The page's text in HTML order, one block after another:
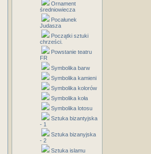
Ornament
średniowiecza
Pocałunek
Judasza
Początki sztuki
chrześci.
Powstanie teatru
FR
Symbolika barw
Symbolika kamieni
Symbolika kolorów
Symbolika koła
Symbolika lotosu
Sztuka bizantyjska
- 1
Sztuka bizanyjska
- 2
Sztuka islamu